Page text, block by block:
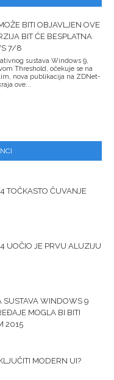
BITI OBJAVLJEN OVE
BIT ĆE BESPLATNA
7/8
sustava Windows 9,
Threshold, očekuje se na
nova publikacija na ZDNet-
ove...
TOČKASTO ČUVANJE
UOČIO JE PRVU ALUZIJU
SUSTAVA WINDOWS 9
MOGLA BI BITI
2015
MODERN UI?